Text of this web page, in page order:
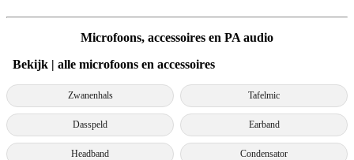
Microfoons, accessoires en PA audio
Bekijk | alle microfoons en accessoires
Zwanenhals Tafelmic
Dasspeld Earband
Headband Condensator